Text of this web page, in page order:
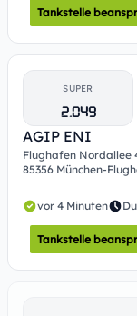
Tankstelle
SUPER
2.049
AGIP ENI
Flughafen Nordallee
85356 München-
vor 4 Minuten
Tankstelle